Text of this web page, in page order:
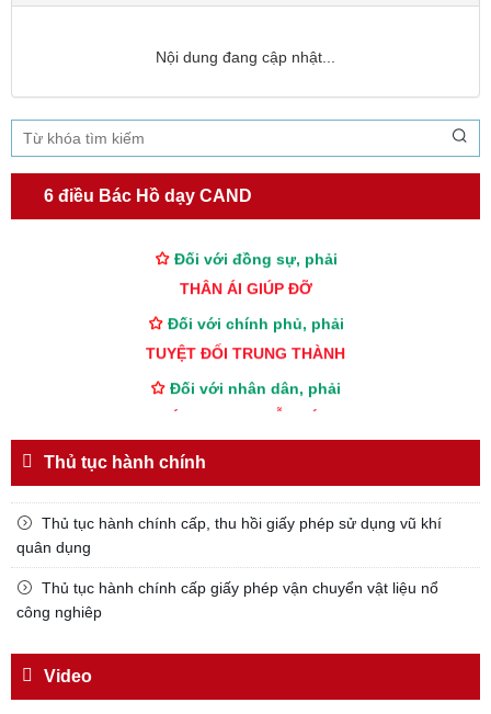
Nội dung đang cập nhật...
6 điều Bác Hồ dạy CAND
TƯ CÁCH
NGƯỜI CÔNG AN CÁCH MỆNH LÀ:
Đối với tự mình, phải
CẦN, KIỆM, LIÊM, CHÍNH
Đối với đồng sự, phải
THÂN ÁI GIÚP ĐỠ
Đối với chính phủ, phải
TUYỆT ĐỐI TRUNG THÀNH
Đối với nhân dân, phải
KÍNH TRỌNG LỄ PHÉP
gửi Công an Khu XII,
Thủ tục hành chính
Thủ tục hành chính cấp, thu hồi giấy phép sử dụng vũ khí
quân dụng
Thủ tục hành chính cấp giấy phép vận chuyển vật liệu nổ
công nghiêp
Video